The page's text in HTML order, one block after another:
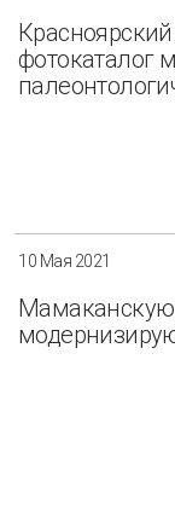
фотокаталог
10 Мая 2021